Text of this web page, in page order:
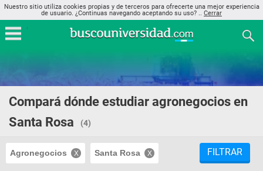
Nuestro sitio utiliza cookies propias y de terceros para ofrecerte una mejor experiencia
de usuario. ¿Continuas navegando aceptando su uso? .. Cerrar
Compará dónde estudiar agronegocios en
Santa Rosa
(4)
Agronegocios Santa Rosa FILTRAR